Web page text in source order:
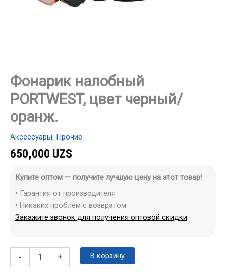
Фонарик налобный
PORTWEST, цвет черный/
оранж.
Аксессуары, Прочие
650,000 UZS
Купите оптом — получите лучшую цену на этот товар!
• Гарантия от производителя
• Никаких проблем с возвратом
Закажите звонок для получения оптовой скидки
- + В корзину